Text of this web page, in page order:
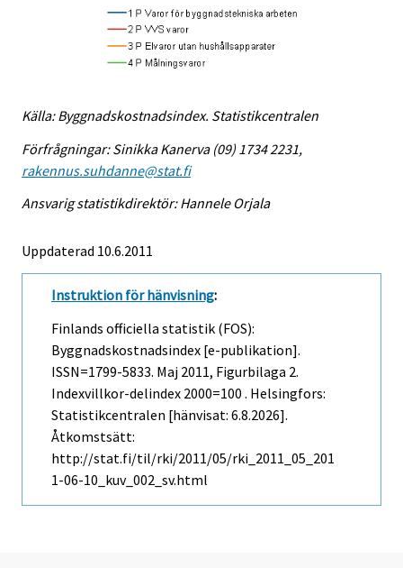
Källa: Byggnadskostnadsindex. Statistikcentralen
Förfrågningar: Sinikka Kanerva (09) 1734 2231,
rakennus.suhdanne@stat.fi
Ansvarig statistikdirektör: Hannele Orjala
Uppdaterad 10.6.2011
Instruktion för hänvisning:
Finlands officiella statistik (FOS):
Byggnadskostnadsindex [e-publikation].
ISSN=1799-5833. Maj 2011, Figurbilaga 2.
Indexvillkor-delindex 2000=100 . Helsingfors:
Statistikcentralen [hänvisat: 6.8.2026].
Åtkomstsätt:
http://stat.fi/til/rki/2011/05/rki_2011_05_201
1-06-10_kuv_002_sv.html